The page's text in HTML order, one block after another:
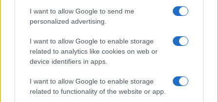
I want to allow Google to send me
personalized advertising.
I want to allow Google to enable storage
related to analytics like cookies on web or
device identifiers in apps.
I want to allow Google to enable storage
related to functionality of the website or app.
megjelenése, mint gondoltuk
Island, csak kisebb lesz a kivágás
Már gyártják az iPhone 18 Pro-t – de még meglepetést
Jelentősen nagyobb akkumulátort kaphat az iPhone 18 Pro
Max – új szivárgás érkezett